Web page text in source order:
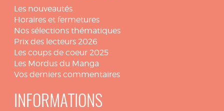
Les nouveautés
Horaires et fermetures
Nos sélections thématiques
Prix des lecteurs 2026
Les coups de coeur 2025
Les Mordus du Manga
Vos derniers commentaires
INFORMATIONS